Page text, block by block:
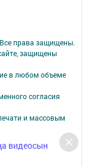
видеосын
права защищены.
защищены
в любом объеме
согласия
и массовым
надзору в сфере